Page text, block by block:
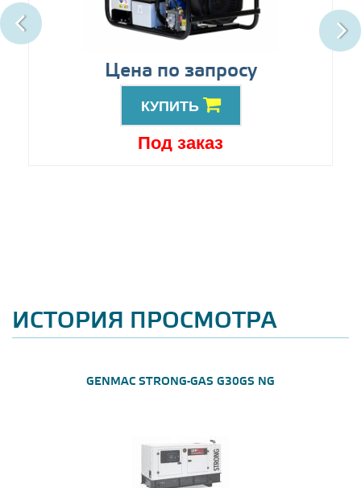
Цена по запросу
КУПИТЬ
Под заказ
ИСТОРИЯ ПРОСМОТРА
GENMAC STRONG-GAS G30GS NG